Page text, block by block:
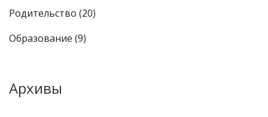
Родительство (20)
Образование (9)
Архивы